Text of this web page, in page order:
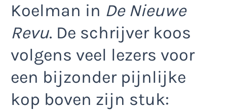
Koelman in De Nieuwe
Revu. De schrijver koos
volgens veel lezers voor
een bijzonder pijnlijke
kop boven zijn stuk: